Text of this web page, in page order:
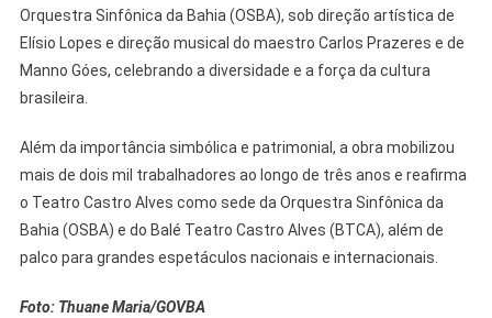
Orquestra Sinfônica da Bahia (OSBA), sob direção artística de
Elísio Lopes e direção musical do maestro Carlos Prazeres e de
Manno Góes, celebrando a diversidade e a força da cultura
brasileira.
Além da importância simbólica e patrimonial, a obra mobilizou
mais de dois mil trabalhadores ao longo de três anos e reafirma
o Teatro Castro Alves como sede da Orquestra Sinfônica da
Bahia (OSBA) e do Balé Teatro Castro Alves (BTCA), além de
palco para grandes espetáculos nacionais e internacionais.
Foto: Thuane Maria/GOVBA